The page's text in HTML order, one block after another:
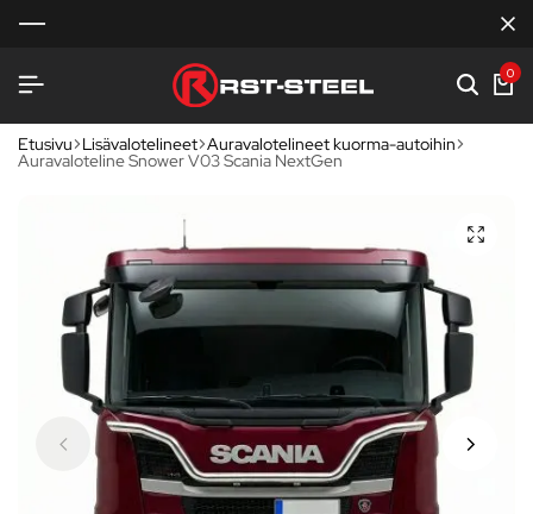
0
Etusivu Lisävalotelineet Auravalotelineet kuorma-autoihin
Auravaloteline Snower V03 Scania NextGen